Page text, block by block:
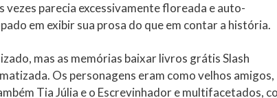
parecia excessivamente floreada e auto-
em exibir sua prosa do que em contar a história.
mas as memórias baixar livros grátis Slash
Os personagens eram como velhos amigos,
Tia Júlia e o Escrevinhador e multifacetados,